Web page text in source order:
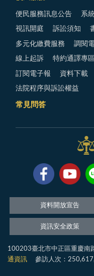
便民服務訊息公告 系
視訊開庭 訴訟須知
多元化繳費服務 調閱
線上起訴 特約通譯專區
訂閱電子報 資料下載
法院程序與訴訟權益
常見問答
資料開放宣告
資訊安全政策
100203臺北市中正區重慶
通資訊
參訪人次：